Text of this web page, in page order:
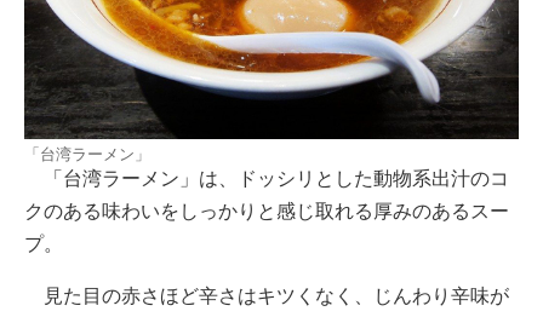
「台湾ラーメン」
「台湾ラーメン」は、ドッシリとした動物系出汁のコ
クのある味わいをしっかりと感じ取れる厚みのあるスー
プ。
見た目の赤さほど辛さはキツくなく、じんわり辛味が